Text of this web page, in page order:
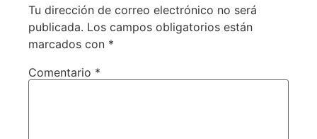
Tu dirección de correo electrónico no será
publicada. Los campos obligatorios están
marcados con *
Comentario *